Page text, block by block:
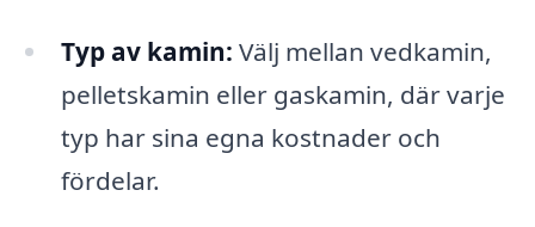
Typ av kamin: Välj mellan vedkamin,
pelletskamin eller gaskamin, där varje
typ har sina egna kostnader och
fördelar.